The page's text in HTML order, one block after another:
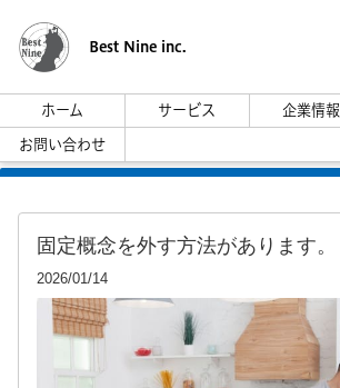
Best Nine inc.
ホーム サービス 企業情報
お問い合わせ
固定概念を外す方法があります。
2026/01/14